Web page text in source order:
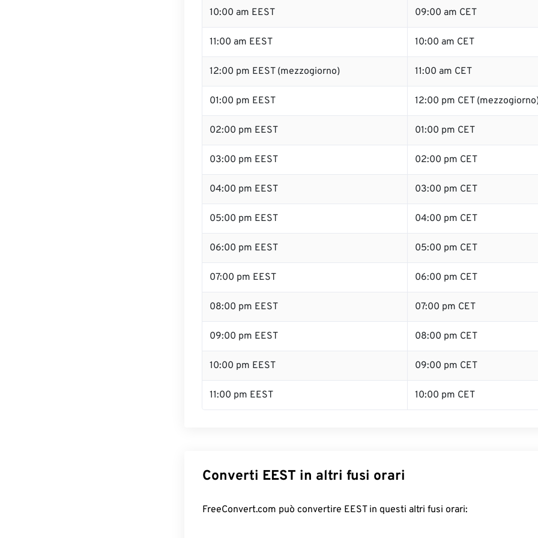
10:00 am EEST 09:00 am CET
11:00 am EEST 10:00 am CET
12:00 pm EEST (mezzogiorno) 11:00 am CET
01:00 pm EEST 12:00 pm CET
02:00 pm EEST 01:00 pm CET
03:00 pm EEST 02:00 pm CET
04:00 pm EEST 03:00 pm CET
05:00 pm EEST 04:00 pm CET
06:00 pm EEST 05:00 pm CET
07:00 pm EEST 06:00 pm CET
08:00 pm EEST 07:00 pm CET
09:00 pm EEST 08:00 pm CET
10:00 pm EEST 09:00 pm CET
11:00 pm EEST 10:00 pm CET
Converti EEST in altri fusi orari
FreeConvert.com può convertire EEST in questi altri fusi orari: